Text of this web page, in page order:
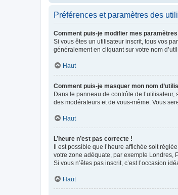
Préférences et paramètres des
Comment puis-je modifier mes
Si vous êtes un utilisateur inscrit, tous vos
généralement en cliquant sur votre nom
Haut
Comment puis-je masquer mon nom
Dans le panneau de contrôle de
des modérateurs et de vous-même. Vous
Haut
L’heure n’est pas correcte !
Il est possible que l’heure affichée soit
votre zone adéquate, par exemple Londres,
Si vous n’êtes pas inscrit, c’est l’occasion
Haut